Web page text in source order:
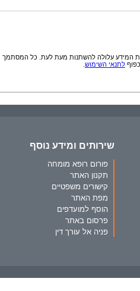
המידע עלולה להשתנות מעת לעת. כל המסתמך
לתנאי השימוש
שירותים ומידע נוסף
פורום רופא מומחה
תקנון האתר
קישורים משפטיים
מפת האתר
הוסף למועדפים
פרסום באתר
פניה אל עורך דין